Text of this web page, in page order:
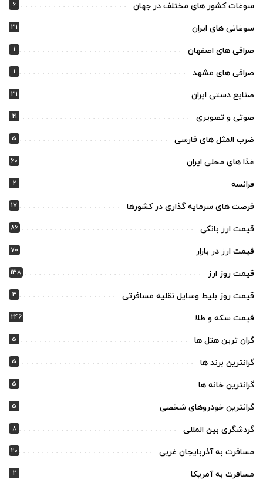
سوغات کشور های مختلف در جهان 6
سوغاتی های ایران 31
صرافی های اصفهان 1
صرافی های مشهد 1
صنایع دستی ایران 31
صوتی و تصویری 21
ضرب المثل های فارسی 5
غذا های محلی ایران 60
فرانسه 2
فرصت های سرمایه گذاری در کشورها 17
قیمت ارز بانکی 86
قیمت ارز در بازار 70
قیمت روز ارز 138
قیمت روز بلیط وسایل نقلیه مسافرتی 4
قیمت سکه و طلا 246
گران ترین هتل ها 5
گرانترین برند ها 5
گرانترین خانه ها 5
گرانترین خودروهای شخصی 5
گردشگری بین المللی 8
مسافرت به آذربایجان غربی 20
مسافرت به آمریکا 2